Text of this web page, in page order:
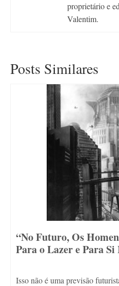
proprietário e
Valentim.
Posts Similares
“No Futuro, Os
Para o Lazer e Para Si
Isso não é uma previsão